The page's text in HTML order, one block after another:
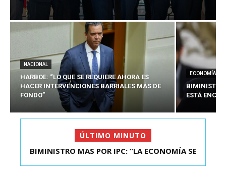
NACIONAL
HARBOE: “LO QUE SE REQUIERE AHORA ES
HACER INTERVENCIONES BARRIALES MÁS DE
FONDO”
ECONOMÍA
BIMINISTRO
ESTÁ
ÚLTIMO MINUTO
KAST SE REUNIÓ CON EL PRESIDENTE ELECTO DE
BIMINISTRO MAS POR IPC: “LA ECONOMÍA SE